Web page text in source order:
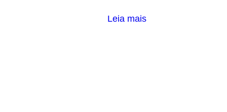
Leia mais